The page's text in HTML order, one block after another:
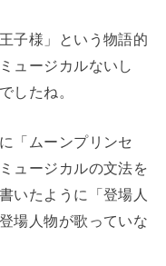
子様」という物語的
ュージカルないし
したね。
「ムーンプリンセ
ュージカルの文法を
いたように「登場人
場人物が歌っていな